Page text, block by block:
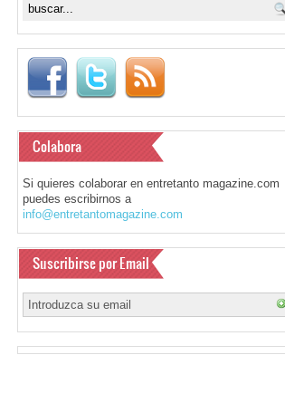
Colabora
Si quieres colaborar en entretanto magazine.com
puedes escribirnos a
info@entretantomagazine.com
Suscribirse por Email